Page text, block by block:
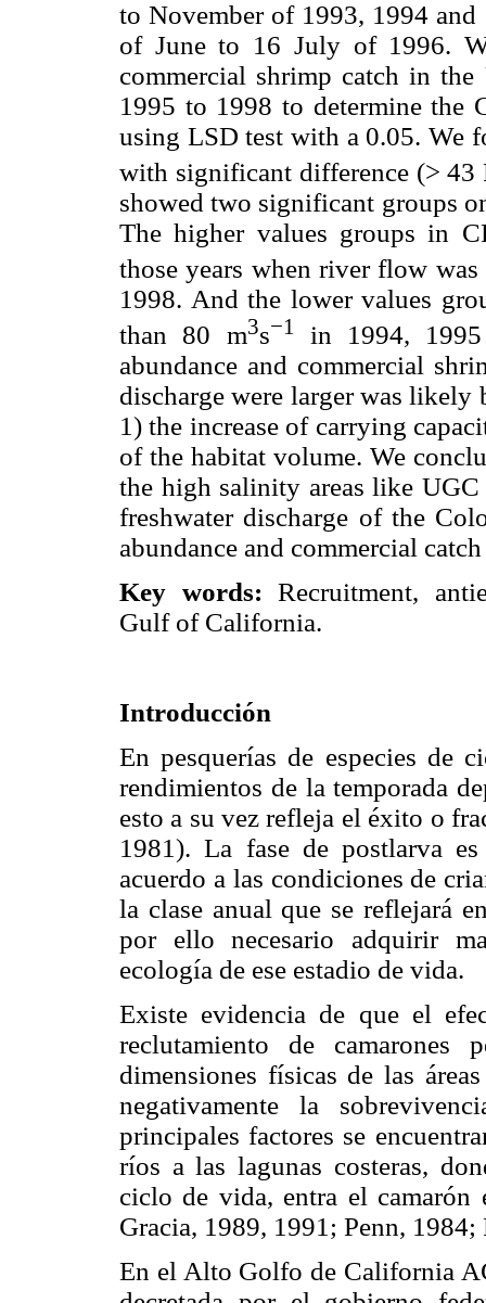
to November of 1993, 1994
of June to 16 July of 1996.
commercial shrimp catch in
1995 to 1998 to determine the
using LSD test with a 0.05. We
with significant difference (> 43
showed two significant groups
The higher values groups in
those years when river flow
1998. And the lower values
than 80 m3s−1
in 1994,
abundance and commercial
discharge were larger was likely
1) the increase of carrying
of the habitat volume. We
the high salinity areas like
freshwater discharge of the
abundance and commercial
Key words: Recruitment,
Gulf of California.
Introducción
En pesquerías de especies de
rendimientos de la temporada
esto a su vez refleja el éxito o
1981). La fase de postlarva
acuerdo a las condiciones de
la clase anual que se reflejará
por ello necesario adquirir
ecología de ese estadio de vida.
Existe evidencia de que el
reclutamiento de
dimensiones físicas de las
negativamente la
principales factores se
ríos a las lagunas costeras,
ciclo de vida, entra el camarón
Gracia, 1989, 1991; Penn,
En el Alto Golfo de California